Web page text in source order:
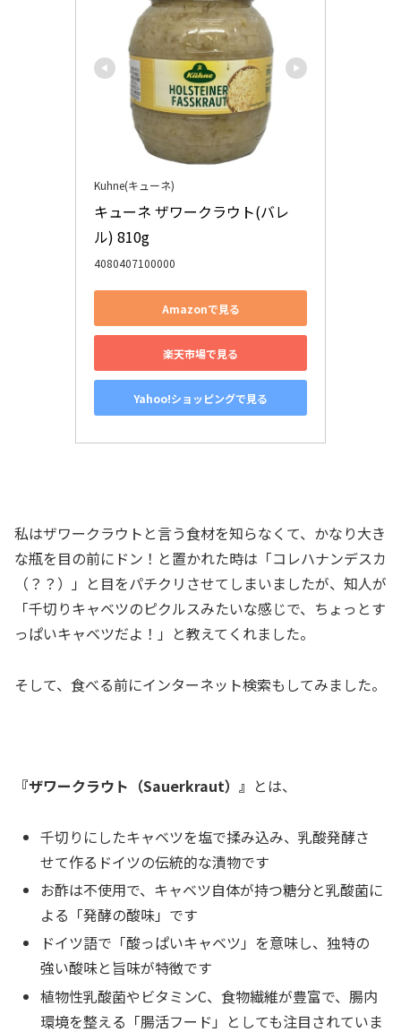
Kuhne(キューネ)
キューネ ザワークラウト(バレ
ル) 810g
4080407100000
Amazonで見る
楽天市場で見る
Yahoo!ショッピングで見る
私はザワークラウトと言う食材を知らなくて、かなり大き
な瓶を目の前にドン！と置かれた時は「コレハナンデスカ
（？？）」と目をパチクリさせてしまいましたが、知人が
「千切りキャベツのピクルスみたいな感じで、ちょっとす
っぱいキャベツだよ！」と教えてくれました。
そして、食べる前にインターネット検索もしてみました。
『ザワークラウト（Sauerkraut）』 とは、
千切りにしたキャベツを塩で揉み込み、乳酸発酵さ
せて作るドイツの伝統的な漬物です
お酢は不使用で、キャベツ自体が持つ糖分と乳酸菌に
よる「発酵の酸味」です
ドイツ語で「酸っぱいキャベツ」を意味し、独特の
強い酸味と旨味が特徴です
植物性乳酸菌やビタミンC、食物繊維が豊富で、腸内
環境を整える「腸活フード」としても注目されていま